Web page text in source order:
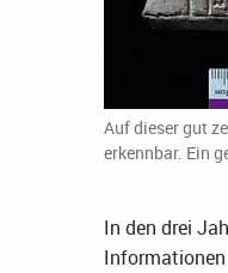
Auf dieser gut
erkennbar. Ein
In den drei